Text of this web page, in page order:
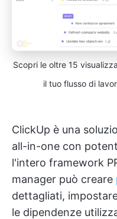
Scopri le oltre 15
il tuo flusso di
ClickUp è una
all-in-one con
l'intero framework
manager può creare
dettagliati,
le dipendenze